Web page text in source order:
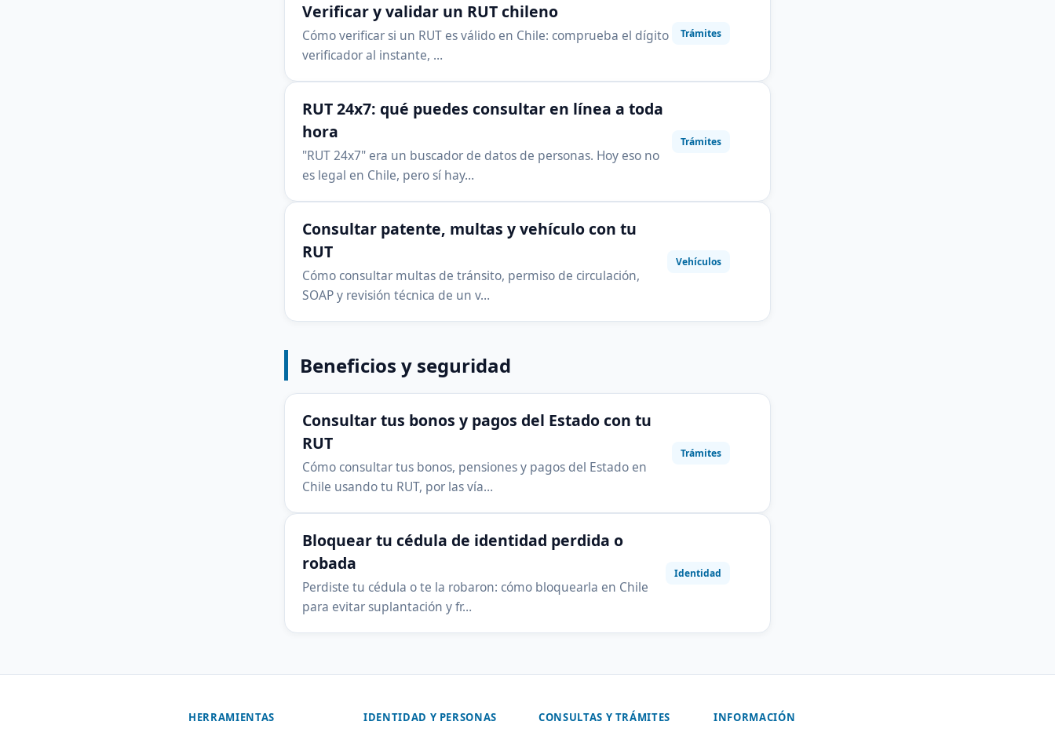
Verificar y validar un RUT chileno
Cómo verificar si un RUT es válido en Chile: comprueba el dígito
verificador al instante, …
Trámites
RUT 24x7: qué puedes consultar en línea a toda
hora
"RUT 24x7" era un buscador de datos de personas. Hoy eso no
es legal en Chile, pero sí hay…
Trámites
Consultar patente, multas y vehículo con tu
RUT
Cómo consultar multas de tránsito, permiso de circulación,
SOAP y revisión técnica de un v…
Vehículos
Beneficios y seguridad
Consultar tus bonos y pagos del Estado con tu
RUT
Cómo consultar tus bonos, pensiones y pagos del Estado en
Chile usando tu RUT, por las vía…
Trámites
Bloquear tu cédula de identidad perdida o
robada
Perdiste tu cédula o te la robaron: cómo bloquearla en Chile
para evitar suplantación y fr…
Identidad
HERRAMIENTAS IDENTIDAD Y PERSONAS CONSULTAS Y TRÁMITES INFORMACIÓN